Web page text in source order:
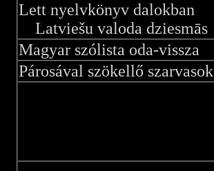
Lett nyelvkönyv dalokban
Latviešu valoda dziesmās
Magyar szólista oda-vissza
Párosával szökellő szarvasok